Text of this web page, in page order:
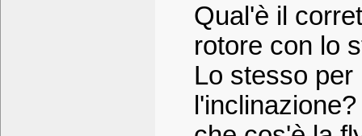
Qual'è il
rotore con lo
Lo stesso
l'inclinazione?